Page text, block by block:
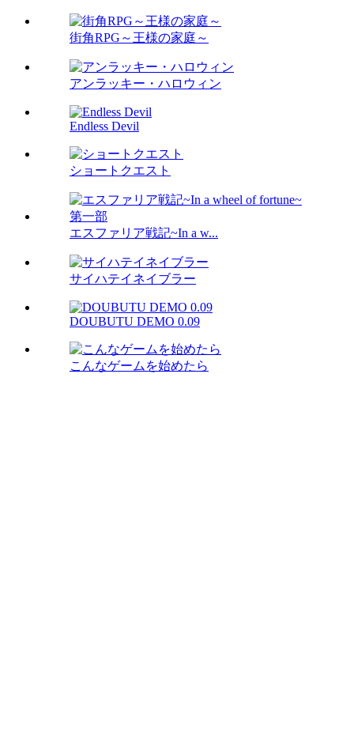
街角RPG～王様の家庭～
アンラッキー・ハロウィン
Endless Devil
ショートクエスト
エスファリア戦記~In a w...
サイハテイネイブラー
DOUBUTU DEMO 0.09
こんなゲームを始めたら